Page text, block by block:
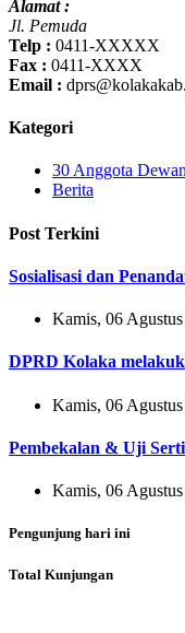
Alamat :
Jl. Pemuda
Telp : 0411-XXXXX
Fax : 0411-XXXX
Email :
Kategori
30 Anggota Dewan
Berita
Post Terkini
Sosialisasi dan
Kamis, 06
DPRD Kolaka
Kamis, 06
Pembekalan & Uji
Kamis, 06
Pengunjung hari ini
Total Kunjungan